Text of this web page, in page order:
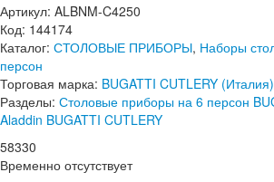
Артикул: ALBNM-C4250
Код: 144174
Каталог: СТОЛОВЫЕ ПРИБОРЫ, Наборы
персон
Торговая марка: BUGATTI CUTLERY (Италия)
Разделы: Столовые приборы на 6 персон
Aladdin BUGATTI CUTLERY
58330
Временно отсутствует